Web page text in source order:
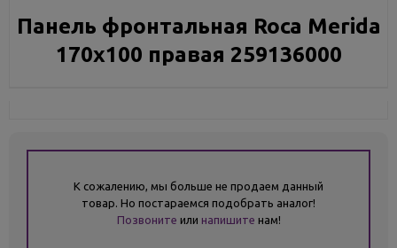
Панель фронтальная Roca Merida
170x100 правая 259136000
К сожалению, мы больше не продаем данный
товар. Но постараемся подобрать аналог!
Позвоните или напишите нам!